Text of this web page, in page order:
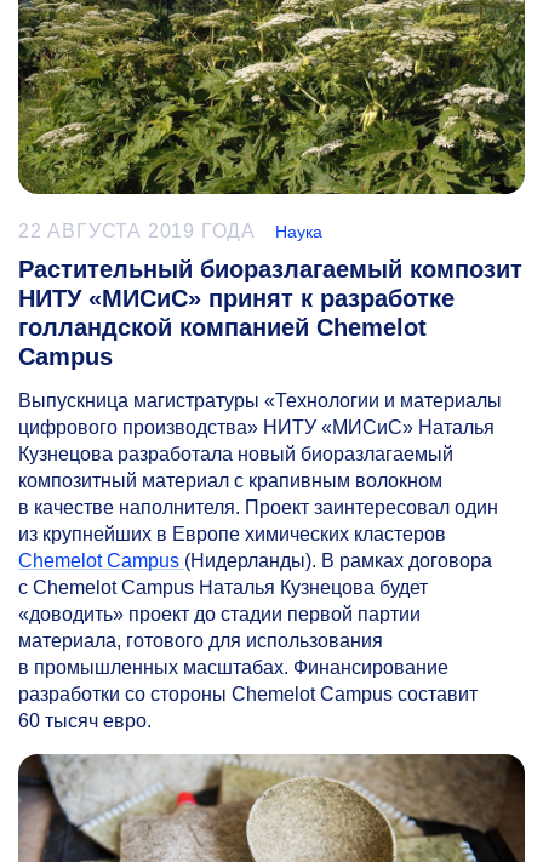
22 АВГУСТА 2019 ГОДА Наука
Растительный биоразлагаемый композит
НИТУ «МИСиС» принят к разработке
голландской компанией Chemelot
Campus
Выпускница магистратуры «Технологии и материалы
цифрового производства» НИТУ «МИСиС» Наталья
Кузнецова разработала новый биоразлагаемый
композитный материал с крапивным волокном
в качестве наполнителя. Проект заинтересовал один
из крупнейших в Европе химических кластеров
Chemelot Campus (Нидерланды). В рамках договора
с Chemelot Campus Наталья Кузнецова будет
«доводить» проект до стадии первой партии
материала, готового для использования
в промышленных масштабах. Финансирование
разработки со стороны Chemelot Campus составит
60 тысяч евро.